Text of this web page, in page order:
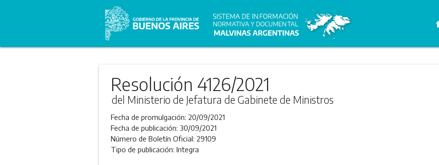
Resolución 4126/2021
del Ministerio de Jefatura de Gabinete de Ministros
Fecha de promulgación: 20/09/2021
Fecha de publicación: 30/09/2021
Número de Boletín Oficial: 29109
Tipo de publicación: Integra